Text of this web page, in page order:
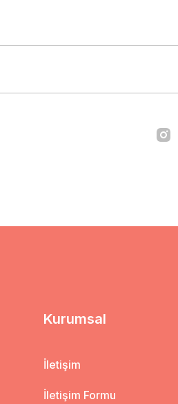
Kurumsal
İletişim
İletişim Formu